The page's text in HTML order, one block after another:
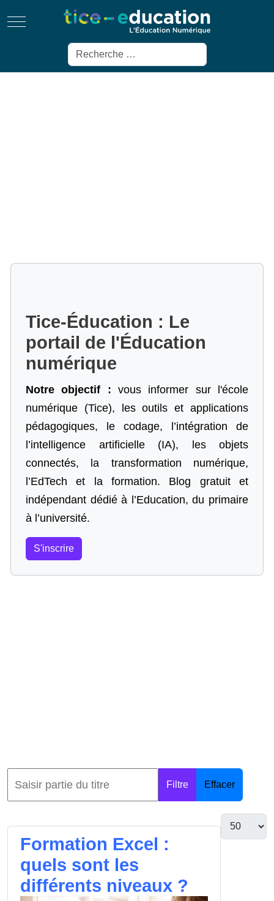
Mobile Menu Toggle
Rechercher
Tice-Éducation : Le
portail de l'Éducation
numérique
Notre objectif : vous informer sur l'école
numérique (Tice), les outils et applications
pédagogiques, le codage,
l’intégration de
l’intelligence artificielle (IA), les objets
connectés, la transformation numérique,
l’EdTech et la formation. Blog gratuit et
indépendant dédié à l’Education, du primaire
à l’université.
S'inscrire
Filtre Effacer
Formation Excel :
quels sont les
différents niveaux ?